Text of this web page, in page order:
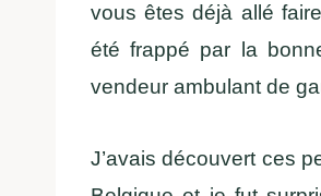
vous êtes déjà allé
été frappé par la
vendeur ambulant de
J’avais découvert ces